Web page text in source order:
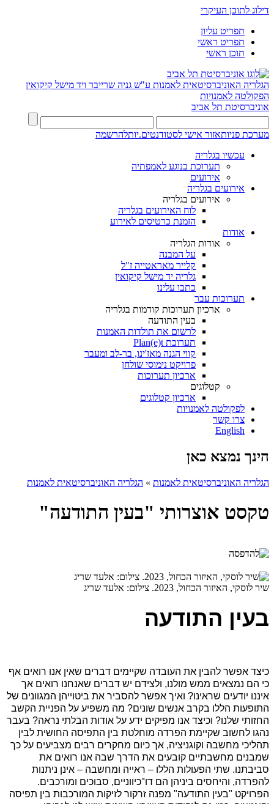
דילוג לתוכן העיקרי
תפריט עליון
תפריט ראשי
תוכן ראשי
הגלריה האוניברסיטאית לאמנות ע"ש גניה שרייבר ויד מישל קיקואין
הפקולטה לאמנויות
אוניברסיטת תל אביב
מערכת פניותאזור אישי לסטודנטים.יותלהרשמה
עכשיו בגלריה
תערוכת בנוגע לאמפתיה
אירועים
אירועים בגלריה
אירועים בגלריה
לוח האירועים בגלריה
הזמנת כרטיסים לאירוע
אודות
אודות הגלריה
על המבנה
קלייר מאראטייה ז"ל
גלריה יד מישל קיקואין
כתבו עלינו
תערוכות עבר
ארכיון תערוכות קודמות בגלריה
בעין התודעה
לרשום את תולדות האמנות
תערוכת Plan(e)t
קווי הגנה מאז'ינו, בר-לב ומעבר
פרויקט נימוסי שולחן
ארכיון תערוכות
קטלוגים
ארכיון קטלוגים
לפקולטה לאמנויות
צרו קשר
English
הינך נמצא כאן
הגלריה האוניברסיטאית לאמנות » הגלריה האוניברסיטאית לאמנות
טקסט אוצרותי "בעין התודעה"
שיר לוסקי, האיזור הכחול, 2023. צילום: אלעד שריג
בעין התודעה
כיצד אפשר להבין את העובדה שקיימים דברים שאין אנו רואים אף
כי הם נמצאים ממש מולנו, ולצידם יש דברים שאנחנו רואים אך
איננו יודעים שראינו? ואיך אפשר להסביר את ביטוייהן המגוונים של
התופעות הללו בקרב אנשים שונים? מה משפיע על הפניית הקשב
החזותי שלנו? וכיצד אנו מפיקים ידע על אודות הבלתי נראה? בעבר
נהגו לחשוב שקיימת הפרדה מוחלטת בין התפיסה החושית לבין
תהליכי מחשבה וקוגניציה, אך כיום מחקרים רבים מצביעים על כך
שמבנים מחשבתיים קובעים את הדרך שבה אנו רואים את
סביבתנו. שתי הפעולות הללו – ראייה ומחשבה – אינן ניתנות
להפרדה, והיחסים ביניהן הם דו־כיווניים, סבוכים ומורכבים.
הפרויקט "בעין התודעה" מפנה זרקור לזיקות המורכבות בין תפיסה